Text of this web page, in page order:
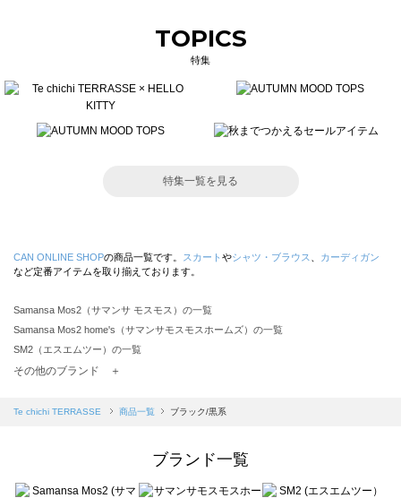
TOPICS
特集
特集一覧を見る
CAN ONLINE SHOPの商品一覧です。 スカート やシャツ・ブラウス
カーディガン
など定番アイテムを取り揃えております。
Samansa Mos2（サマンサ モスモス）の一覧
Samansa Mos2 home's（サマンサモスモスホームズ）の一覧
SM2（エスエムツー）の一覧
TSUHARU by Samansa Mos2（ツハルバイサマンサモスモス）の一覧
Samansa Mos2 blue（サマンサモスモス ブルー）の一覧
Te chichi（テチチ）の一覧
その他のブランド ＋
Te chichi TERRASSE 商品一覧 ブラック/黒系
ブランド一覧